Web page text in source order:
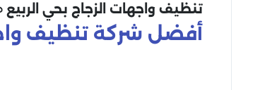
تنظيف واجهات الزجاج بحي الربيع
أفضل شركة تنظيف